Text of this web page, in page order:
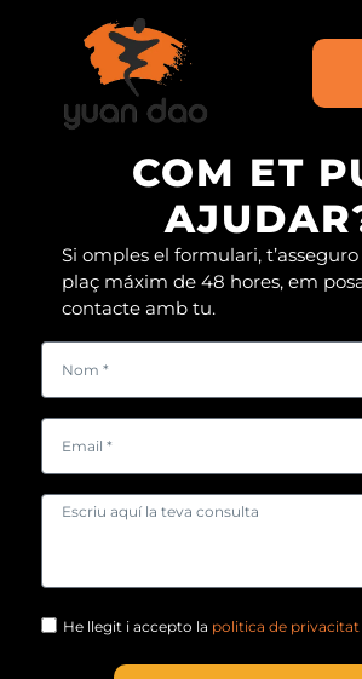
COM ET
Si omples el formulari,
plaç máxim de 48 hores, em
contacte amb tu.
He llegit i accepto la politica de privacitat